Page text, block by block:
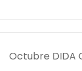
Octubre DIDA